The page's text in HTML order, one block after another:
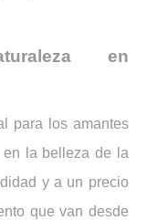
en
para los amantes
en la belleza de la
y a un precio
que van desde